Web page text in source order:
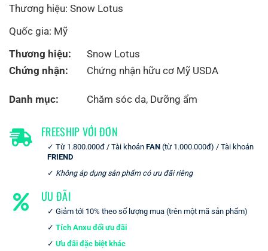
Thương hiệu: Snow Lotus
Quốc gia: Mỹ
Thương hiệu:
Snow Lotus
Chứng nhận:
Chứng nhận hữu cơ Mỹ USDA
Danh mục: Chăm sóc da, Dưỡng ẩm
FREESHIP VỚI ĐƠN
Từ 1.800.000đ / Tài khoản FAN (từ 1.000.000đ) / Tài khoản
FRIEND
Không áp dụng sản phẩm có ưu đãi riêng
ƯU ĐÃI
Giảm tới 10% theo số lượng mua (trên một mã sản phẩm)
Tích Anxu đổi ưu đãi
Ưu đãi đặc biệt khác